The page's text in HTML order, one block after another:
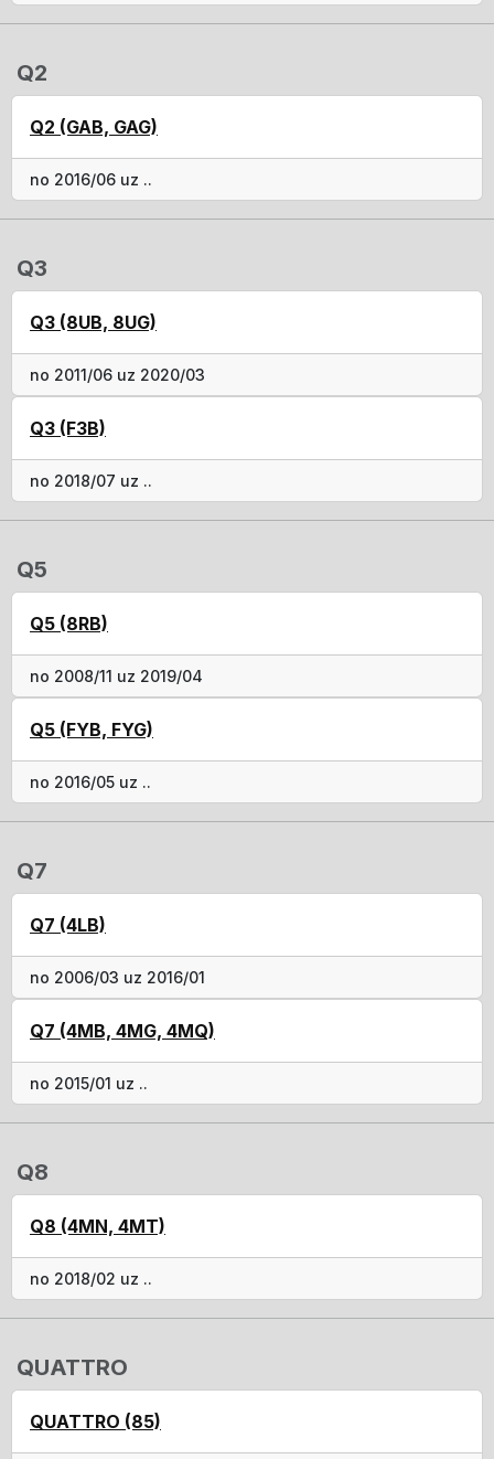
Q2
Q2 (GAB, GAG)
no 2016/06 uz ..
Q3
Q3 (8UB, 8UG)
no 2011/06 uz 2020/03
Q3 (F3B)
no 2018/07 uz ..
Q5
Q5 (8RB)
no 2008/11 uz 2019/04
Q5 (FYB, FYG)
no 2016/05 uz ..
Q7
Q7 (4LB)
no 2006/03 uz 2016/01
Q7 (4MB, 4MG, 4MQ)
no 2015/01 uz ..
Q8
Q8 (4MN, 4MT)
no 2018/02 uz ..
QUATTRO
QUATTRO (85)